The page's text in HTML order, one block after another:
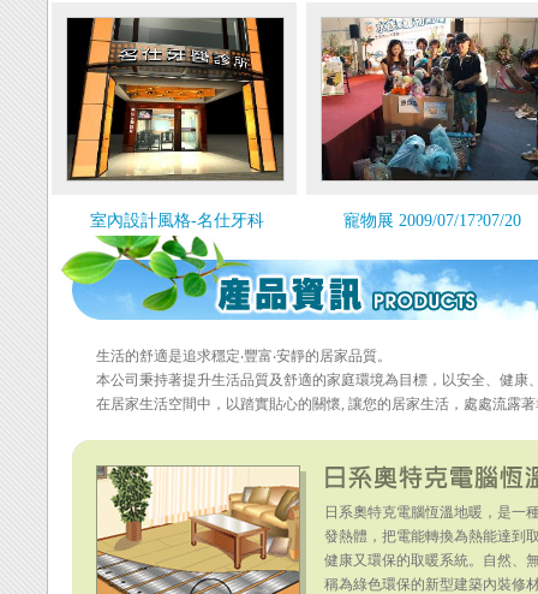
室內設計風格-名仕牙科 寵物展 2009/07/17?07/20
生活的舒適是追求穩定‧豐富‧安靜的居家品質。
本公司秉持著提升生活品質及舒適的家庭環境為目標，以安全、健康
在居家生活空間中，以踏實貼心的關懷, 讓您的居家生活，處處流露
日系奧特克電腦恆溫地暖，是一
發熱體，把電能轉換為熱能達到
健康又環保的取暖系統。自然、
稱為綠色環保的新型建築內裝修